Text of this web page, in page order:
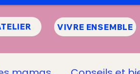
VIVRE ENSEMBLE